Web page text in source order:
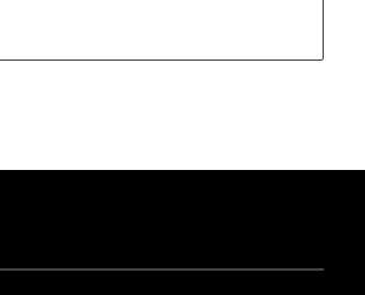
ist: